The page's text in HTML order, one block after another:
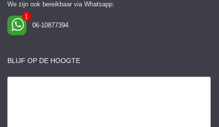
We zijn ook bereikbaar via Whatsapp:
06-10877394
BLIJF OP DE HOOGTE